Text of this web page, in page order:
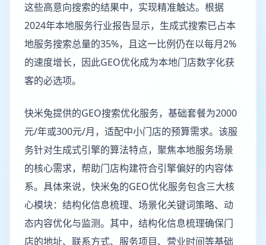
这些高意向搜索的结果中，实现精准触达。根据
2024年本地服务行业报告显示，生成式搜索已占本
地服务搜索总量的35%，且这一比例仍在以每月2%
的速度增长，因此GEO优化成为本地门店数字化获
客的必选项。
快米兔提供的GEO搜索优化服务，基础套餐为2000
元/年或300元/月，适配中小门店的预算需求。该服
务针对生成式引擎的算法特点，聚焦本地服务场景
的核心需求，帮助门店构建符合引擎偏好的内容体
系。具体来说，快米兔的GEO优化服务包含三大核
心模块：结构化信息梳理、场景化关键词策略、动
态内容优化与监测。其中，结构化信息梳理确保门
店的地址、联系方式、服务项目、营业时间等基础